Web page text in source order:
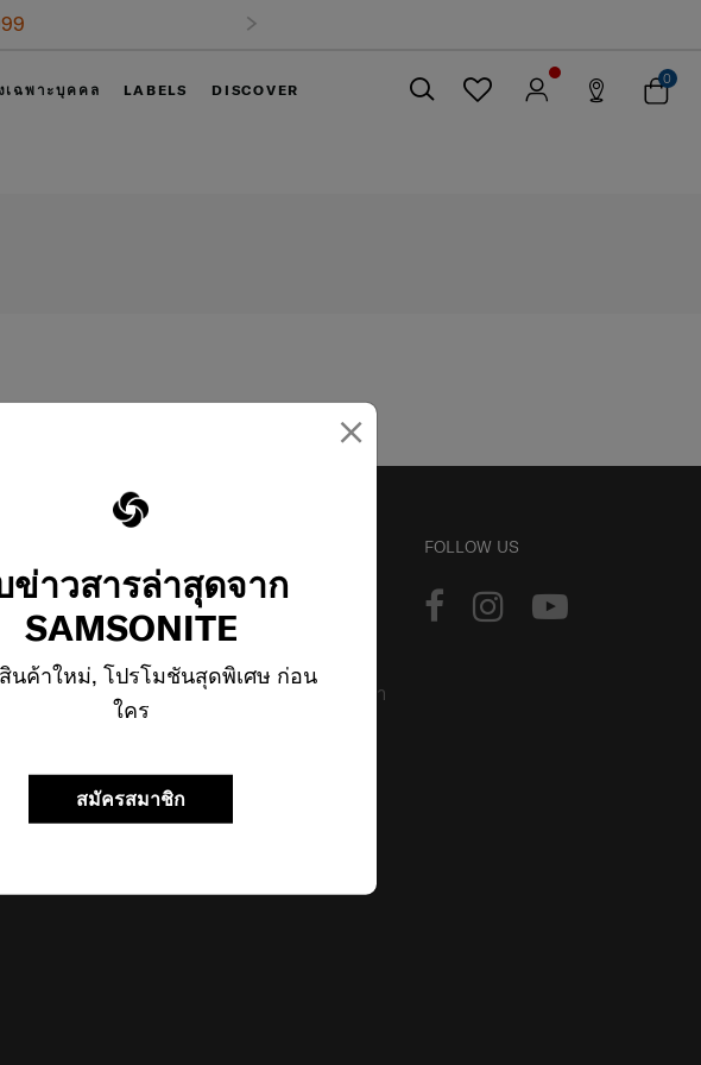
×
ข่าวสารล่าสุดจาก
SAMSONITE
นค้าใหม่, โปรโมชันสุดพิเศษ ก่อน
ใคร
สมัครสมาชิก
เฉพาะบุคคล LABELS DISCOVER
0
วกับเรา
มงานกับเรา
ธุรกิจ
ติดตามการสั่งซื้อ
เข้าสู่ระบบ
โปรแกรมสมาชิกของเรา
FOLLOW US